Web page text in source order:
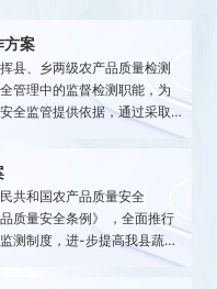
方案
县、乡两级农产品质量检测
管理中的监督检测职能，为
全监管提供依据，通过采取
合的方法，切实加大执法监督
场竞争力，满足我镇蔬菜市
计划结合市县蔬菜
共和国农产品质量安全
质量安全条例》 ，全面推行
测制度，进-步提高我县蔬菜
2012年蔬菜质量安全例行监